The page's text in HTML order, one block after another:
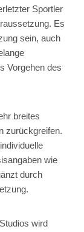
Sportler
Es
sein, auch
Vorgehen des
breites
zurückgreifen.
wie
durch
wird